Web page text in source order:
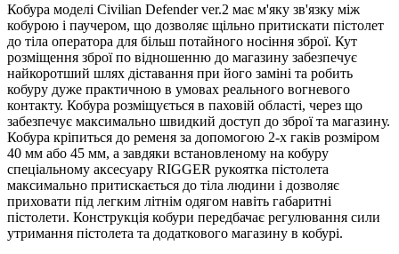
Кобура моделі Civilian Defender ver.2 має м'яку зв'язку між
кобурою і паучером, що дозволяє щільно притискати пістолет
до тіла оператора для більш потайного носіння зброї. Кут
розміщення зброї по відношенню до магазину забезпечує
найкоротший шлях діставання при його заміні та робить
кобуру дуже практичною в умовах реального вогневого
контакту. Кобура розміщується в паховій області, через що
забезпечує максимально швидкий доступ до зброї та магазину.
Кобура кріпиться до ременя за допомогою 2-х гаків розміром
40 мм або 45 мм, а завдяки встановленому на кобуру
спеціальному аксесуару RIGGER рукоятка пістолета
максимально притискається до тіла людини і дозволяє
приховати під легким літнім одягом навіть габаритні
пістолети. Конструкція кобури передбачає регулювання сили
утримання пістолета та додаткового магазину в кобурі.